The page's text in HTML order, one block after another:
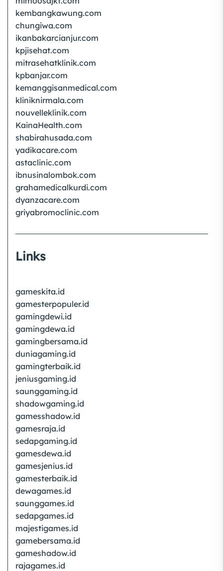
kembangkawung.com
chungiwa.com
ikanbakarcianjur.com
kpjisehat.com
mitrasehatklinik.com
kpbanjar.com
kemanggisanmedical.com
kliniknirmala.com
nouvelleklinik.com
KainaHealth.com
shabirahusada.com
yadikacare.com
astaclinic.com
ibnusinalombok.com
grahamedicalkurdi.com
dyanzacare.com
griyabromoclinic.com
Links
gameskita.id
gamesterpopuler.id
gamingdewi.id
gamingdewa.id
gamingbersama.id
duniagaming.id
gamingterbaik.id
jeniusgaming.id
saunggaming.id
shadowgaming.id
gamesshadow.id
gamesraja.id
sedapgaming.id
gamesdewa.id
gamesjenius.id
gamesterbaik.id
dewagames.id
saunggames.id
sedapgames.id
majestigames.id
gamebersama.id
gameshadow.id
rajagames.id